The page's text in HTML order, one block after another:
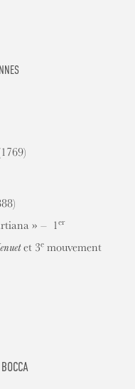
» – 1er
et 3e mouvement